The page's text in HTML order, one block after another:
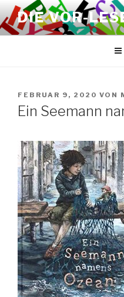
Zum
Inhalt
springen
DIE VOR-
VERÖFFENTLICHT
AM
FEBRUAR 9, 2020 VON
Ein Seemann